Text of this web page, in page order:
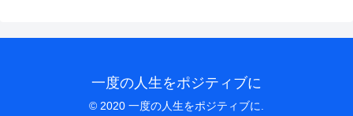
一度の人生をポジティブに
© 2020 一度の人生をポジティブに.